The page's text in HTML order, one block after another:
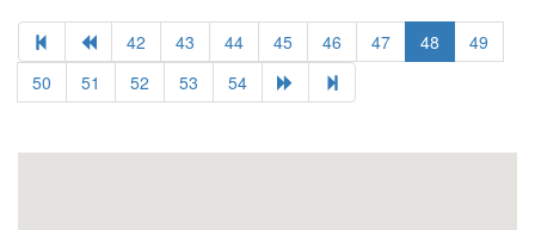
42 43 44 45 46 47 48
49
50
51 52 53 54